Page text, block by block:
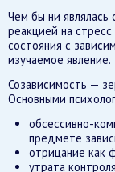
Чем бы ни являлась
реакцией на
состояния с
изучаемое явление.
Созависимость —
Основными
обсессивно-
предмете
отрицание как
утрата